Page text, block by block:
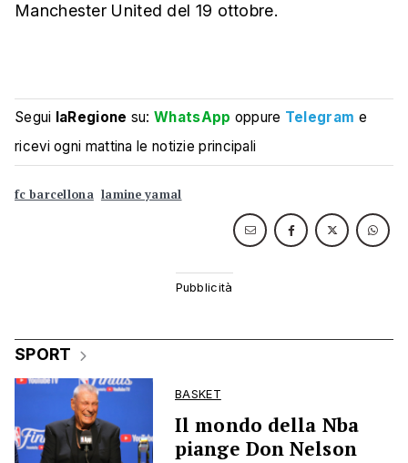
Manchester United del 19 ottobre.
Segui laRegione su:WhatsApp oppure Telegram e
ricevi ogni mattina le notizie principali
fc barcellona lamine yamal
SPORT
BASKET
Il mondo della Nba
piange Don Nelson